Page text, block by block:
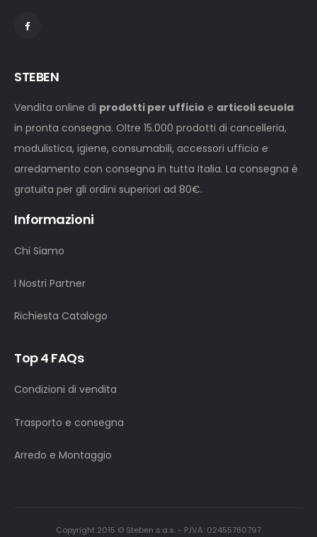
STEBEN
Vendita online di prodotti per ufficio e articoli scuola
in pronta consegna. Oltre 15.000 prodotti di cancelleria,
modulistica, igiene, consumabili, accessori ufficio e
arredamento con consegna in tutta Italia. La consegna è
gratuita per gli ordini superiori ad 80€.
Informazioni
Chi Siamo
I Nostri Partner
Richiesta Catalogo
Top 4 FAQs
Condizioni di vendita
Trasporto e consegna
Arredo e Montaggio
Copyright 2015 © Steben s.a.s. - P.IVA: 02455780797